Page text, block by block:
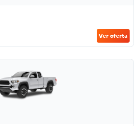
Ver oferta